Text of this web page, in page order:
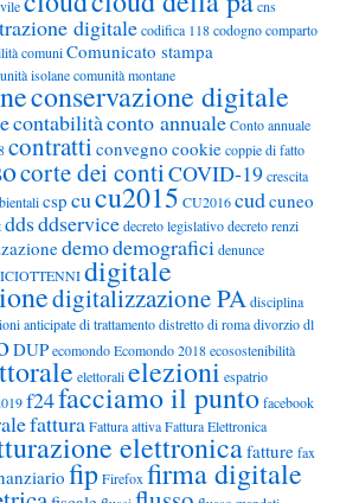
cns
digitalecodifica 118codognocomparto
comuniComunicato stampa
isolanecomunità montane
conservazione digitale
contabilitàconto annualeConto annuale
contratticonvegno cookiecoppie di fatto
corte dei contiCOVID-19crescita
csp cucu2015 CU2016cudcuneo
ddsddservicedecreto legislativodecreto renzi
demodemograficidenunce
digitale
digitalizzazione PAdisciplina
anticipate di trattamentodistretto di romadivorziodl
DUPecomondoEcomondo 2018ecosostenibilità
elettoralielezioni espatrio
f24facciamo il puntofacebook
fatturaFattura attivaFattura Elettronica
elettronicafatturefax
fipFirefox firma digitale